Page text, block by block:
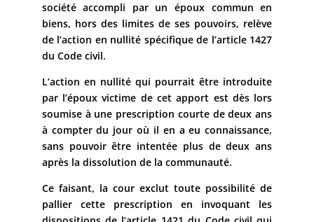
société accompli par un époux commun en
biens, hors des limites de ses pouvoirs, relève
de l’action en nullité spécifique de l’article 1427
du Code civil.
L’action en nullité qui pourrait être introduite
par l’époux victime de cet apport est dès lors
soumise à une prescription courte de deux ans
à compter du jour où il en a eu connaissance,
sans pouvoir être intentée plus de deux ans
après la dissolution de la communauté.
Ce faisant, la cour exclut toute possibilité de
pallier cette prescription en invoquant les